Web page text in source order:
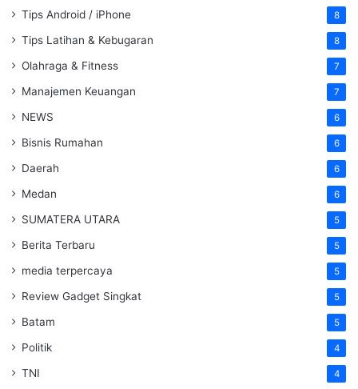
Tips Android / iPhone 8
Tips Latihan & Kebugaran 8
Olahraga & Fitness 7
Manajemen Keuangan 7
NEWS 6
Bisnis Rumahan 6
Daerah 6
Medan 6
SUMATERA UTARA 5
Berita Terbaru 5
media terpercaya 5
Review Gadget Singkat 5
Batam 5
Politik 4
TNI 4